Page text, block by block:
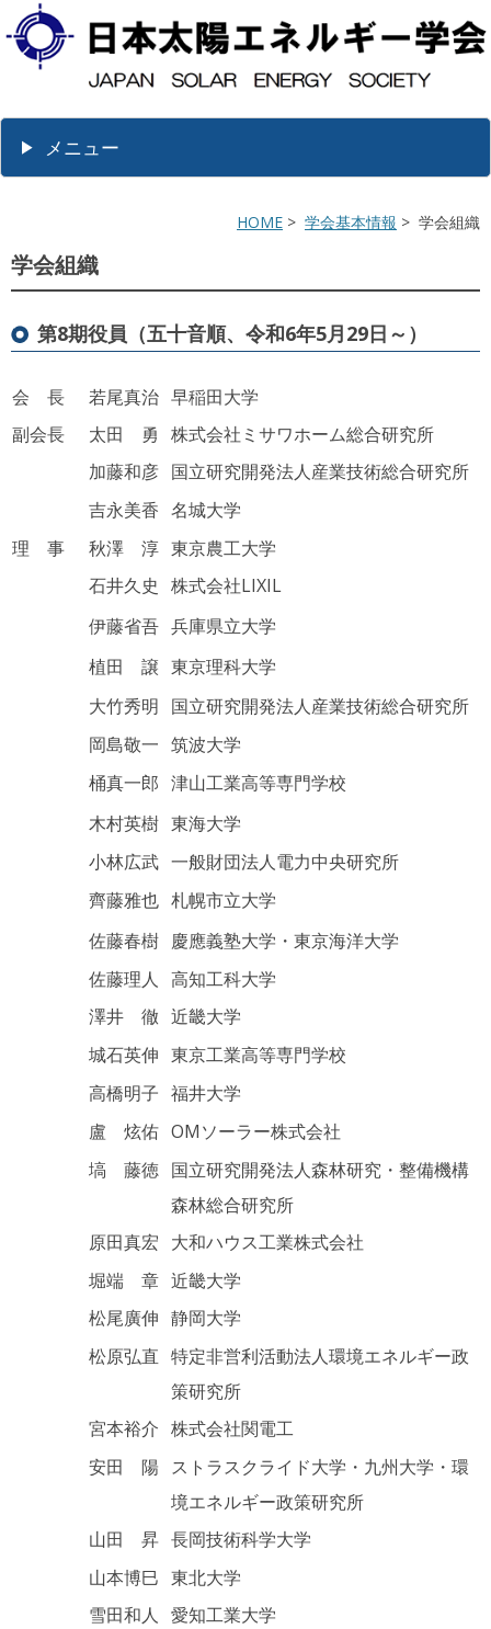
メニュー
HOME > 学会基本情報 > 学会組織
学会組織
第8期役員（五十音順、令和6年5月29日～）
会 長 若尾真治 早稲田大学
副会長
太田 勇 株式会社ミサワホーム総合研究所
加藤和彦 国立研究開発法人産業技術総合研究所
吉永美香 名城大学
理 事
秋澤 淳 東京農工大学
石井久史 株式会社LIXIL
伊藤省吾 兵庫県立大学
植田 譲 東京理科大学
大竹秀明 国立研究開発法人産業技術総合研究所
岡島敬一 筑波大学
桶真一郎 津山工業高等専門学校
木村英樹 東海大学
小林広武 一般財団法人電力中央研究所
齊藤雅也 札幌市立大学
佐藤春樹 慶應義塾大学・東京海洋大学
佐藤理人 高知工科大学
澤井 徹 近畿大学
城石英伸 東京工業高等専門学校
高橋明子 福井大学
盧 炫佑 OMソーラー株式会社
塙 藤徳 国立研究開発法人森林研究・整備機構
森林総合研究所
原田真宏 大和ハウス工業株式会社
堀端 章 近畿大学
松尾廣伸 静岡大学
松原弘直 特定非営利活動法人環境エネルギー政
策研究所
宮本裕介 株式会社関電工
安田 陽 ストラスクライド大学・九州大学・環
境エネルギー政策研究所
山田 昇 長岡技術科学大学
山本博巳 東北大学
雪田和人 愛知工業大学